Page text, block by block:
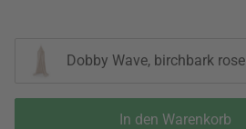
Dobby Wave, birchbark rose
In den Warenkorb